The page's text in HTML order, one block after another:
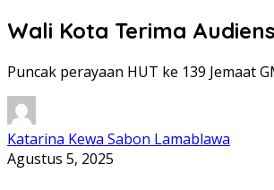
Wali Kota Terima
Puncak perayaan HUT ke 139 Jemaat
Katarina Kewa Sabon Lamablawa
Agustus 5, 2025